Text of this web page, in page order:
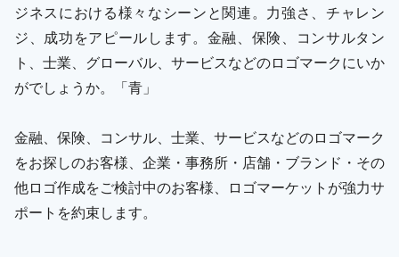
ジネスにおける様々なシーンと関連。力強さ、チャレン
ジ、成功をアピールします。金融、保険、コンサルタン
ト、士業、グローバル、サービスなどのロゴマークにいか
がでしょうか。「青」
金融、保険、コンサル、士業、サービスなどのロゴマーク
をお探しのお客様、企業・事務所・店舗・ブランド・その
他ロゴ作成をご検討中のお客様、ロゴマーケットが強力サ
ポートを約束します。